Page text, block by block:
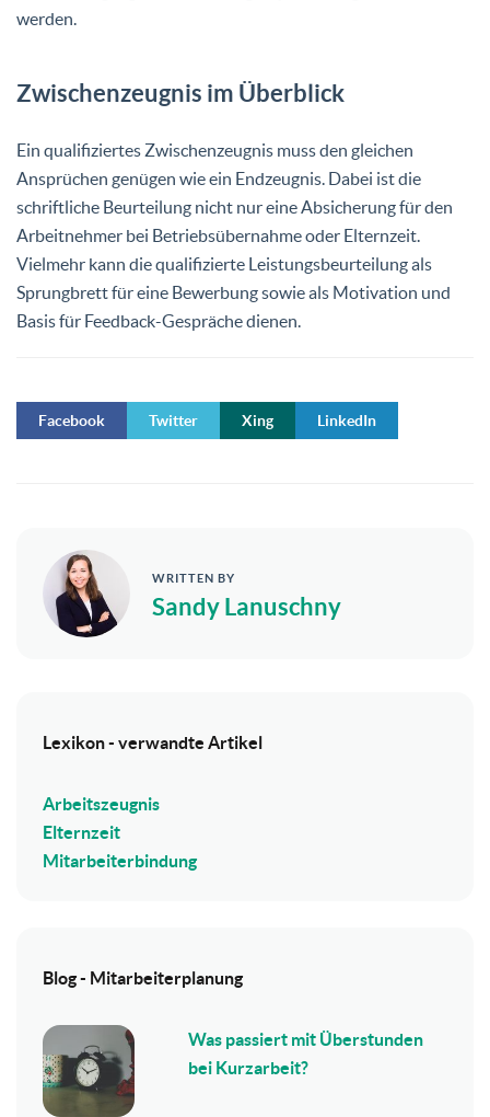
werden.
Zwischenzeugnis im Überblick
Ein qualifiziertes Zwischenzeugnis muss den gleichen
Ansprüchen genügen wie ein Endzeugnis. Dabei ist die
schriftliche Beurteilung nicht nur eine Absicherung für den
Arbeitnehmer bei Betriebsübernahme oder Elternzeit.
Vielmehr kann die qualifizierte Leistungsbeurteilung als
Sprungbrett für eine Bewerbung sowie als Motivation und
Basis für Feedback-Gespräche dienen.
Facebook Twitter Xing LinkedIn
WRITTEN BY
Sandy Lanuschny
Lexikon - verwandte Artikel
Arbeitszeugnis
Elternzeit
Mitarbeiterbindung
Blog - Mitarbeiterplanung
Was passiert mit Überstunden
bei Kurzarbeit?